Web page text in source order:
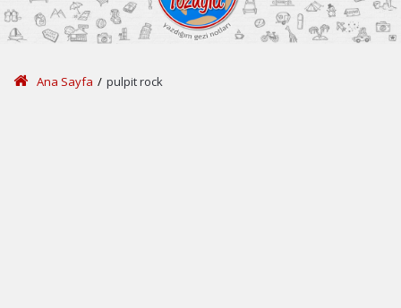
Ana Sayfa / pulpit rock